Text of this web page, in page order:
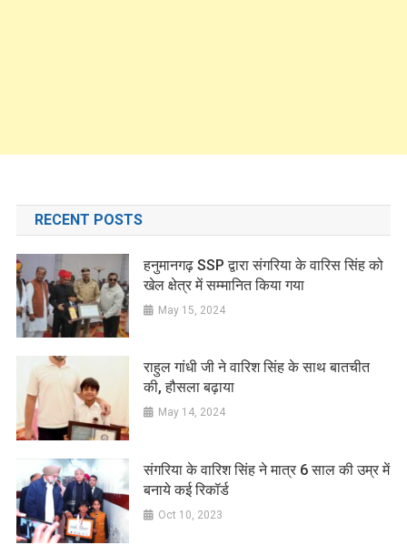
RECENT POSTS
हनुमानगढ़ SSP द्वारा संगरिया के वारिस सिंह को
खेल क्षेत्र में सम्मानित किया गया
May 15, 2024
राहुल गांधी जी ने वारिश सिंह के साथ बातचीत
की, हौसला बढ़ाया
May 14, 2024
संगरिया के वारिश सिंह ने मात्र 6 साल की उम्र में
बनाये कई रिकॉर्ड
Oct 10, 2023